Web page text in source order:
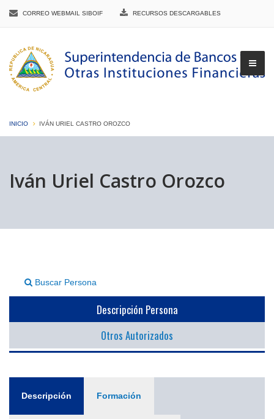
CORREO WEBMAIL SIBOIF RECURSOS DESCARGABLES
INICIO IVÁN URIEL CASTRO OROZCO
Iván Uriel Castro Orozco
Buscar Persona
Descripción Persona
Otros Autorizados
Descripción (solapaFormación